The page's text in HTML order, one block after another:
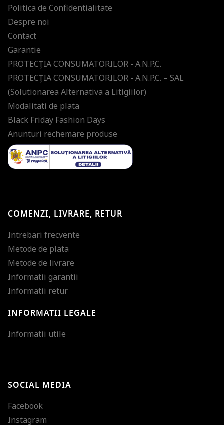
Politica de Confidentialitate
Despre noi
Contact
Garantie
PROTECŢIA CONSUMATORILOR - A.N.P.C.
PROTECŢIA CONSUMATORILOR - A.N.P.C. – SAL
(Solutionarea Alternativa a Litigiilor)
Modalitati de plata
Black Friday Fashion Days
Anunturi rechemare produse
COMENZI, LIVRARE, RETUR
Intrebari frecvente
Metode de plata
Metode de livrare
Informatii garantii
Informatii retur
INFORMATII LEGALE
Informatii utile
SOCIAL MEDIA
Facebook
Instagram